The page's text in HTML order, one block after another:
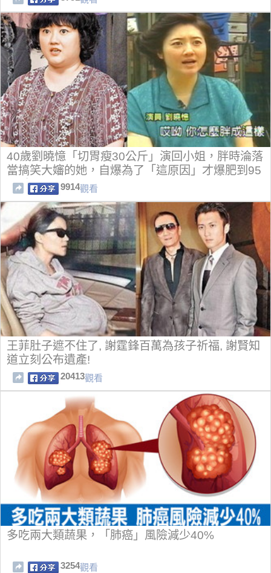
40歲劉曉憶「切胃瘦30公斤」演回小姐，胖時淪落
當搞笑大嬸的她，自爆為了「這原因」才爆肥到95
公斤.....
9914觀看
王菲肚子遮不住了, 謝霆鋒百萬為孩子祈福, 謝賢知
道立刻公布遺產!
20413觀看
多吃兩大類蔬果，「肺癌」風險減少40%
3254觀看